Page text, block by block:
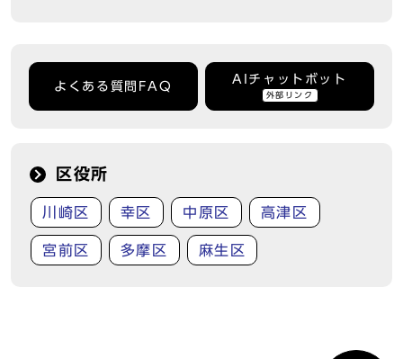
よくある質問FAQ
AIチャットボット
外部リンク
区役所
川崎区 幸区 中原区 高津区
宮前区 多摩区 麻生区